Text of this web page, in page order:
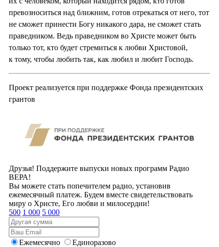
превозноситься над ближним, готов отрекаться от него, тот
не сможет принести Богу никакого дара, не сможет стать
праведником. Ведь праведником во Христе может быть
только тот, кто будет стремиться к любви Христовой,
к тому, чтобы любить так, как любил и любит Господь.
Проект реализуется при поддержке Фонда президентских
грантов
Друзья! Поддержите выпуски новых программ Радио
ВЕРА!
Вы можете стать попечителем радио, установив
ежемесячный платеж. Будем вместе свидетельствовать
миру о Христе, Его любви и милосердии!
500 1 000 5 000
Ежемесячно
Единоразово